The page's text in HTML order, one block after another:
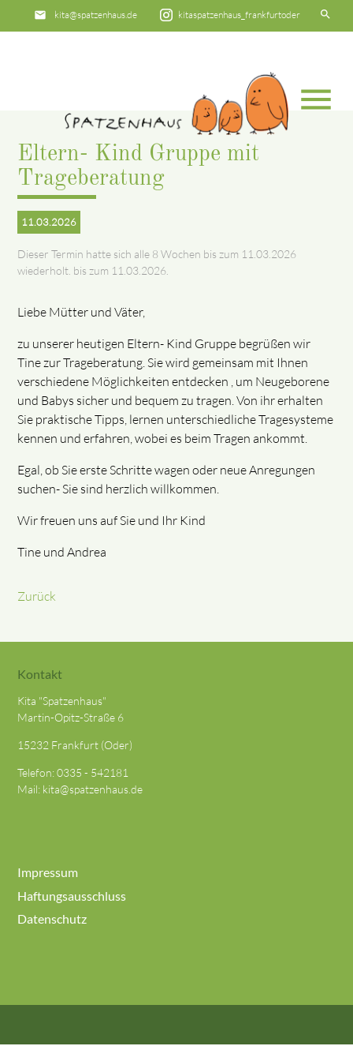
search
kitaspatzenhaus_frankfurtoder
email kita@spatzenhaus.de
menu
Suchbegriffe SUCHEN
Eltern- Kind Gruppe mit
Trageberatung
11.03.2026
Dieser Termin hatte sich alle 8 Wochen bis zum 11.03.2026
wiederholt. bis zum 11.03.2026.
Liebe Mütter und Väter,
zu unserer heutigen Eltern- Kind Gruppe begrüßen wir
Tine zur Trageberatung. Sie wird gemeinsam mit Ihnen
verschiedene Möglichkeiten entdecken , um Neugeborene
und Babys sicher und bequem zu tragen. Von ihr erhalten
Sie praktische Tipps, lernen unterschiedliche Tragesysteme
kennen und erfahren, wobei es beim Tragen ankommt.
Egal, ob Sie erste Schritte wagen oder neue Anregungen
suchen- Sie sind herzlich willkommen.
Wir freuen uns auf Sie und Ihr Kind
Tine und Andrea
Zurück
Kontakt
Kita "Spatzenhaus"
Martin-Opitz-Straße 6
15232 Frankfurt (Oder)
Telefon:0335 - 542181
Mail: kita@spatzenhaus.de
Impressum
Haftungsausschluss
Datenschutz